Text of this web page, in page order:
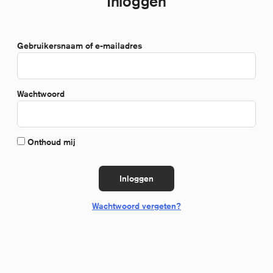
Gebruikersnaam of e-mailadres*Verplicht
Wachtwoord*Verplicht
Onthoud mij
Inloggen
Wachtwoord vergeten?